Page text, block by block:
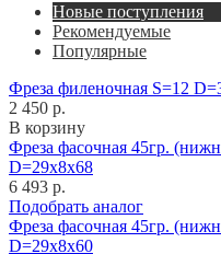
Новые поступления
Рекомендуемые
Популярные
Фреза филеночная S=12
2 450 р.
В корзину
Фреза фасочная 45гр.
D=29x8x68
6 493 р.
Подобрать аналог
Фреза фасочная 45гр.
D=29x8x60